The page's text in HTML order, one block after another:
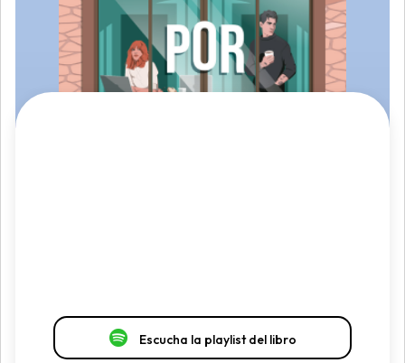
Escucha la playlist del libro